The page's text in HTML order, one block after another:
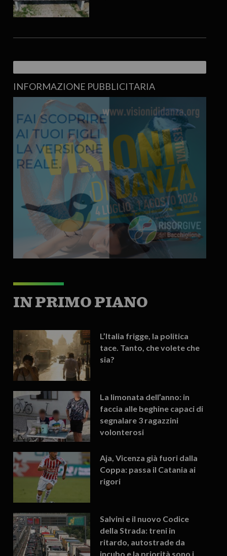
INFORMAZIONE PUBBLICITARIA
IN PRIMO PIANO
L’Italia frigge, la politica
tace. Tanto, che volete che
sia?
La limonata dell’anno: in
faccia alle beghine capaci di
segnalare 3 ragazzini
volonterosi
Aja, Vicenza già fuori dalla
Coppa: passa il Catania ai
rigori
Salvini e il nuovo Codice
della Strada: treni in
ritardo, autostrade da
incubo e la priorità sono i